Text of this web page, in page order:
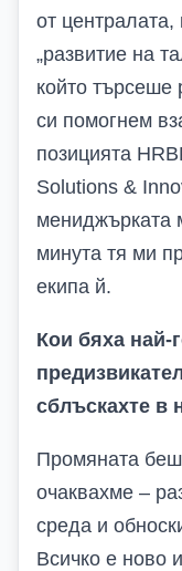
от централата,
„развитие на
който търсеше
си помогнем
позицията
Solutions &
мениджърката
минута тя ми
екипа й.
Кои бяха най-
сблъскахте в
Промяната
очаквахме –
среда и
Всичко е ново